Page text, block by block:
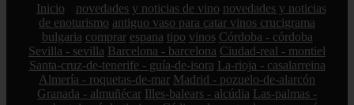
Inicio novedades y noticias de vino novedades y noticias
de enoturismo antiguo vaso para catar vinos crucigrama
bulgaria comprar espana tipo vinos Córdoba - córdoba
Sevilla - sevilla Barcelona - barcelona Ciudad-real - montiel
Santa-cruz-de-tenerife - guía-de-isora La-rioja - casalarreina
Almería - roquetas-de-mar Madrid - pozuelo-de-alarcón
Granada - almuñécar Illes-balears - alcúdia Las-palmas -